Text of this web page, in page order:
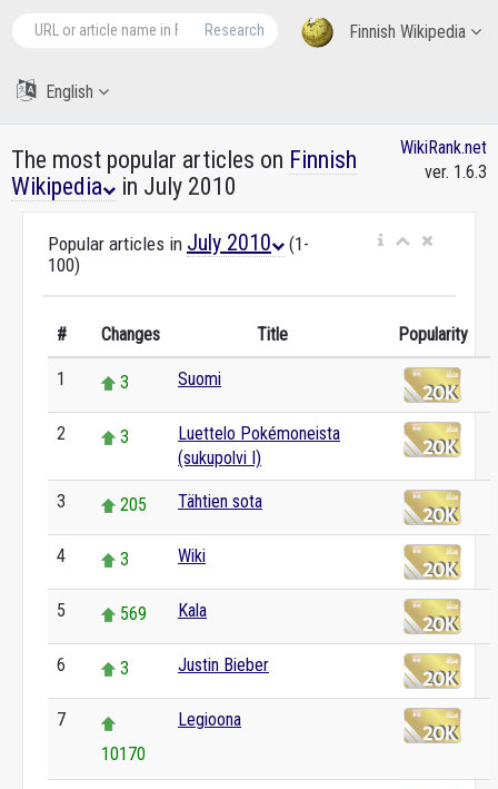
Finnish Wikipedia
Research
English
The most popular articles on Finnish
Wikipedia
in July 2010
WikiRank.net
ver. 1.6.3
Popular articles in July 2010
(1-
100)
# Changes Title Popularity
1 3 Suomi
2 3
Luettelo Pokémoneista
(sukupolvi I)
3 205 Tähtien sota
4 3 Wiki
5 569 Kala
6 3 Justin Bieber
7
10170
Legioona